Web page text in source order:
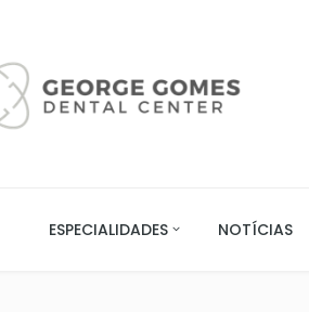
ESPECIALIDADES NOTÍCIAS